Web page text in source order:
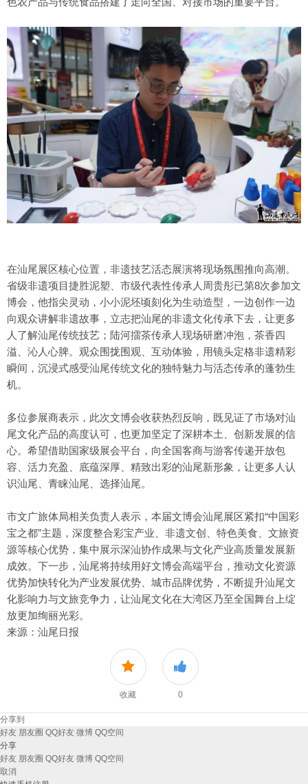
在汕尾展区核心位置，非遗技艺活态展演将现场氛围推向高潮。
省级非遗项目捷胜泥塑、市级代表性传承人周贵彤已第8次参加文
博会，他指尖灵动，小小泥坯顷刻化为生动造型，一边创作一边
向观众讲解非遗故事，立志把汕尾的非遗文化传承下去，让更多
人了解汕尾传统技艺；陆河擂茶传承人现场研磨冲泡，茶香四
溢、沁人心脾。观众围拢围观、互动体验，用镜头定格非遗精彩
瞬间，沉浸式感受汕尾传统文化的独特魅力与活态传承的蓬勃生
机。
多位参展商表示，此次文博会收获热烈反响，既见证了市场对汕
尾文化产品的高度认可，也更加坚定了深耕本土、创新发展的信
心。希望借助国家级展会平台，向全国客商与游客传递开放包
容、活力充盈、底蕴深厚、精致出彩的汕尾新形象，让更多人认
识汕尾、青睐汕尾、选择汕尾。
市文广旅体局相关负责人表示，本届文博会汕尾展区紧扣“中国彩
宝之都”主题，深度整合彩宝产业、非遗文创、特色美食、文旅资
源等核心优势，集中展示深汕协作成果与文化产业高质量发展新
成效。下一步，汕尾将持续用好文博会高端平台，推动文化资源
优势加快转化为产业发展优势、城市品牌优势，不断提升汕尾文
化影响力与文旅竞争力，让汕尾文化在大湾区乃至全国舞台上绽
放更加绚丽光彩。
来源：汕尾日报
收藏 0
分享到
好友 朋友圈 QQ好友 微博 QQ空间
分享
好友 朋友圈 QQ好友 微博 QQ空间
取消